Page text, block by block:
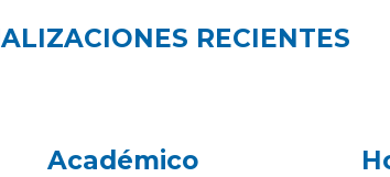
RECIENTES
Académico